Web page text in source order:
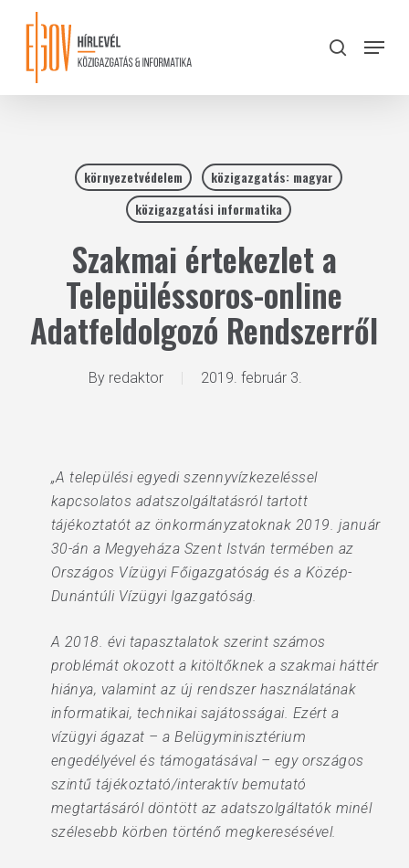
content
search
Menu
környezetvédelem
közigazgatás: magyar
közigazgatási informatika
Szakmai értekezlet a
Településsoros-online
Adatfeldolgozó Rendszerről
By redaktor 2019. február 3.
„A települési egyedi szennyvízkezeléssel
kapcsolatos adatszolgáltatásról tartott
tájékoztatót az önkormányzatoknak 2019. január
30-án a Megyeháza Szent István termében az
Országos Vízügyi Főigazgatóság és a Közép-
Dunántúli Vízügyi Igazgatóság.
A 2018. évi tapasztalatok szerint számos
problémát okozott a kitöltőknek a szakmai háttér
hiánya, valamint az új rendszer használatának
informatikai, technikai sajátosságai. Ezért a
vízügyi ágazat – a Belügyminisztérium
engedélyével és támogatásával – egy országos
szintű tájékoztató/interaktív bemutató
megtartásáról döntött az adatszolgáltatók minél
szélesebb körben történő megkeresésével.
Close